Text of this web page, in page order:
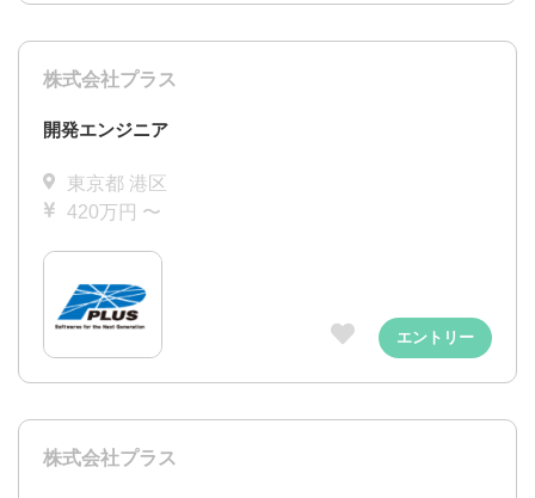
株式会社プラス
開発エンジニア
東京都 港区
420万円 〜
エントリー
株式会社プラス